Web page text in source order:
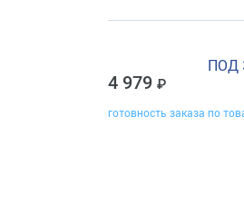
4 979
ПОД
готовность заказа по